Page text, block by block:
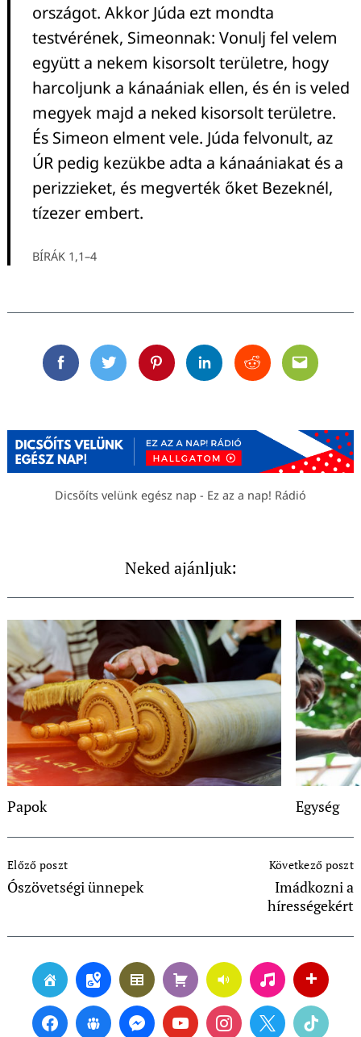
országot. Akkor Júda ezt mondta
testvérének, Simeonnak: Vonulj fel velem
együtt a nekem kisorsolt területre, hogy
harcoljunk a kánaániak ellen, és én is veled
megyek majd a neked kisorsolt területre.
És Simeon elment vele. Júda felvonult, az
ÚR pedig kezükbe adta a kánaániakat és a
perizzieket, és megverték őket Bezeknél,
tízezer embert.
BÍRÁK 1,1–4
FacebookTwitterPinterestLinkedinRedditEmail
Dicsőíts velünk egész nap - Ez az a nap! Rádió
Neked ajánljuk:
Papok Egység
Navigation
Előző poszt
Ószövetségi ünnepek
Következő poszt
Imádkozni a
hírességekért